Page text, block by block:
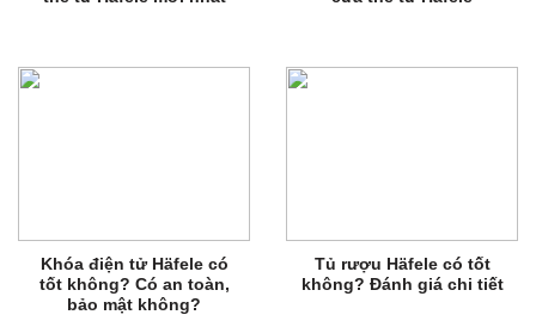
Khóa điện tử Häfele có
tốt không? Có an toàn,
bảo mật không?
Tủ rượu Häfele có tốt
không? Đánh giá chi tiết